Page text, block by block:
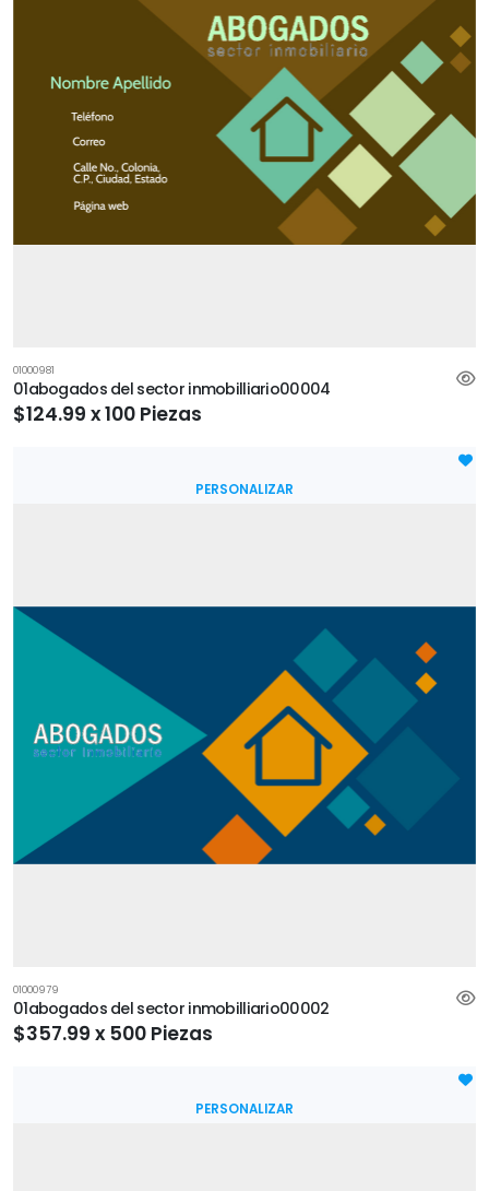
01000981
01abogados del sector inmobilliario00004
$124.99 x 100 Piezas
PERSONALIZAR
01000979
01abogados del sector inmobilliario00002
$357.99 x 500 Piezas
PERSONALIZAR